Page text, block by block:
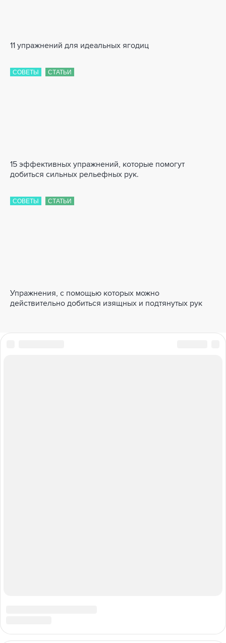
11 упражнений для идеальных ягодиц
СОВЕТЫ СТАТЬИ
15 эффективных упражнений, которые помогут
добиться сильных рельефных рук.
СОВЕТЫ СТАТЬИ
Упражнения, с помощью которых можно
действительно добиться изящных и подтянутых рук